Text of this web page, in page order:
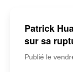
Patrick
sur sa
Publié le